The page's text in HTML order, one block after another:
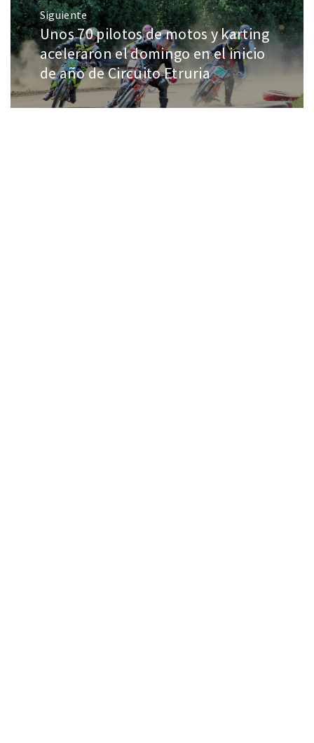
Siguiente
Unos 70 pilotos de motos y karting
aceleraron el domingo en el inicio
de año de Circuito Etruria